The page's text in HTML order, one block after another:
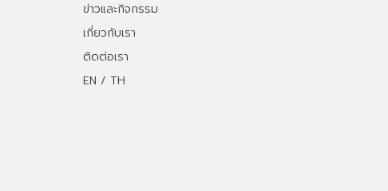
ข่าวและกิจกรรม
เกี่ยวกับเรา
ติดต่อเรา
EN / TH